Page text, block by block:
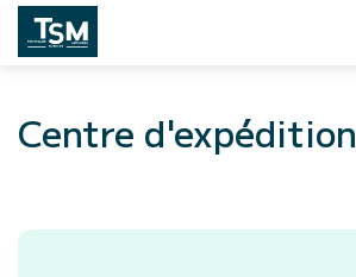
Centre d'expédition